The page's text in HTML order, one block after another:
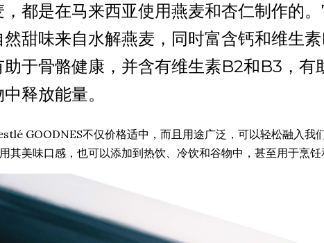
，都是在马来西亚使用燕麦和杏仁制作的。
然甜味来自水解燕麦，同时富含钙和维生
助于骨骼健康，并含有维生素B2和B3，有
释放能量。
GOODNES不仅价格适中，而且用途广泛，可以轻松融入我
其美味口感，也可以添加到热饮、冷饮和谷物中，甚至用于烹饪